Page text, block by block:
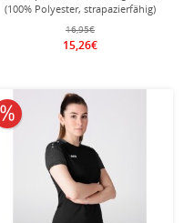
(100% Polyester, strapazierfähig)
petrolblau/grau Kinder
16,95€
15,26€
10% reduziert